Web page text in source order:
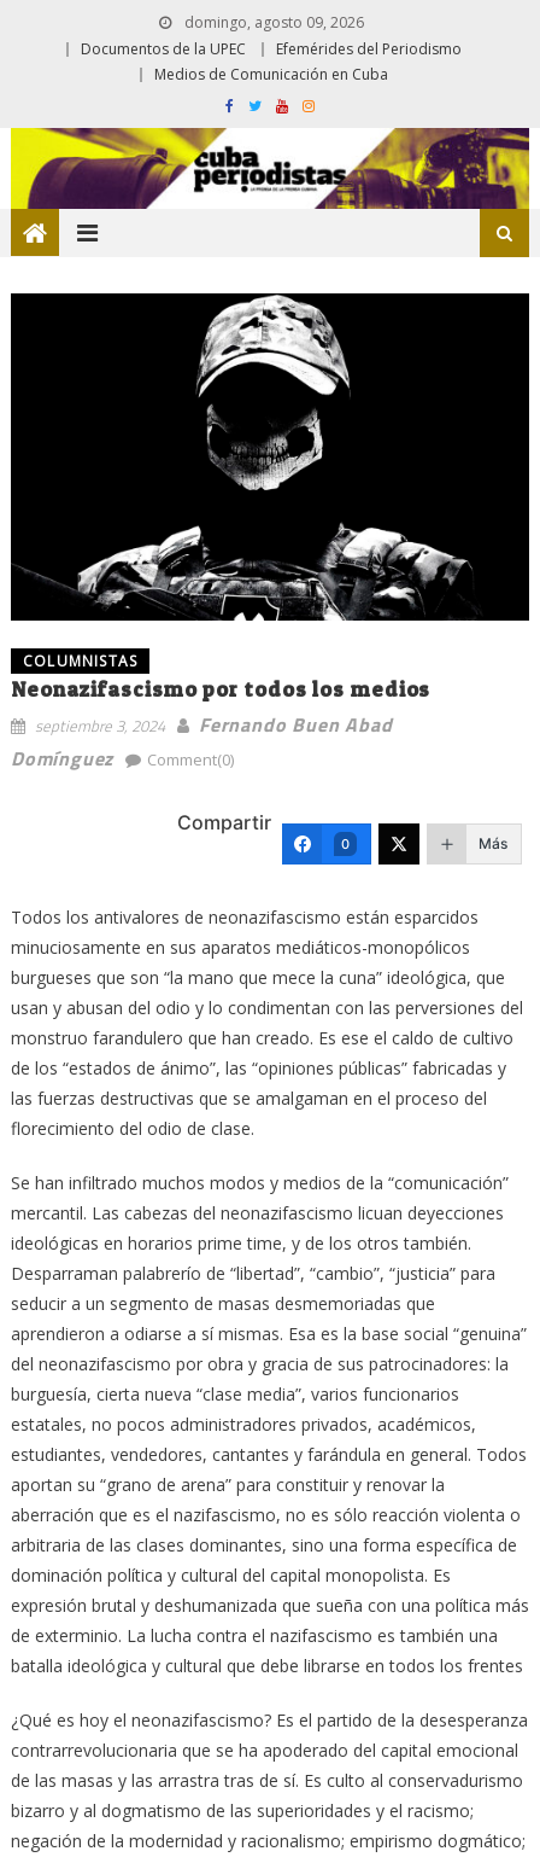
domingo, agosto 09, 2026
Documentos de la UPEC
Efemérides del Periodismo
Medios de Comunicación en Cuba
COLUMNISTAS
Neonazifascismo por todos los medios
septiembre 3, 2024
Fernando Buen Abad
Domínguez
Comment(0)
Compartir
0 Más
Todos los antivalores de neonazifascismo están esparcidos
minuciosamente en sus aparatos mediáticos-monopólicos
burgueses que son “la mano que mece la cuna” ideológica, que
usan y abusan del odio y lo condimentan con las perversiones del
monstruo farandulero que han creado. Es ese el caldo de cultivo
de los “estados de ánimo”, las “opiniones públicas” fabricadas y
las fuerzas destructivas que se amalgaman en el proceso del
florecimiento del odio de clase.
Se han infiltrado muchos modos y medios de la “comunicación”
mercantil. Las cabezas del neonazifascismo licuan deyecciones
ideológicas en horarios prime time, y de los otros también.
Desparraman palabrerío de “libertad”, “cambio”, “justicia” para
seducir a un segmento de masas desmemoriadas que
aprendieron a odiarse a sí mismas. Esa es la base social “genuina”
del neonazifascismo por obra y gracia de sus patrocinadores: la
burguesía, cierta nueva “clase media”, varios funcionarios
estatales, no pocos administradores privados, académicos,
estudiantes, vendedores, cantantes y farándula en general. Todos
aportan su “grano de arena” para constituir y renovar la
aberración que es el nazifascismo, no es sólo reacción violenta o
arbitraria de las clases dominantes, sino una forma específica de
dominación política y cultural del capital monopolista. Es
expresión brutal y deshumanizada que sueña con una política más
de exterminio. La lucha contra el nazifascismo es también una
batalla ideológica y cultural que debe librarse en todos los frentes
¿Qué es hoy el neonazifascismo? Es el partido de la desesperanza
contrarrevolucionaria que se ha apoderado del capital emocional
de las masas y las arrastra tras de sí. Es culto al conservadurismo
bizarro y al dogmatismo de las superioridades y el racismo;
negación de la modernidad y racionalismo; empirismo dogmático;